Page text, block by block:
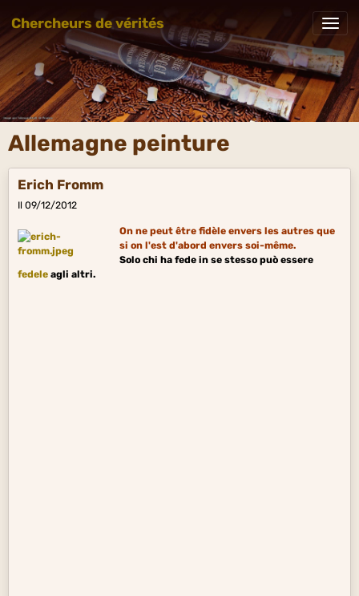
Chercheurs de vérités
Allemagne peinture
Erich Fromm
Il 09/12/2012
On ne peut être fidèle envers les autres que
si on l'est d'abord envers soi-même.
Solo chi ha fede in se stesso può essere
fedeleagli altri.